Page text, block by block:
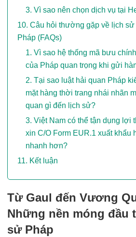
Vì sao nên chọn dịch vụ tại
Câu hỏi thường gặp về lịch
Pháp (FAQs)
Vì sao hệ thống mã bưu
của Pháp quan trọng khi gửi
Tại sao luật hải quan Pháp
mặt hàng thời trang nhái nhãn
quan gì đến lịch sử?
Việt Nam có thể tận dụng lợi
xin C/O Form EUR.1 xuất khẩu
nhanh hơn?
Kết luận
Từ Gaul đến Vương
Những nền móng đầu
sử Pháp